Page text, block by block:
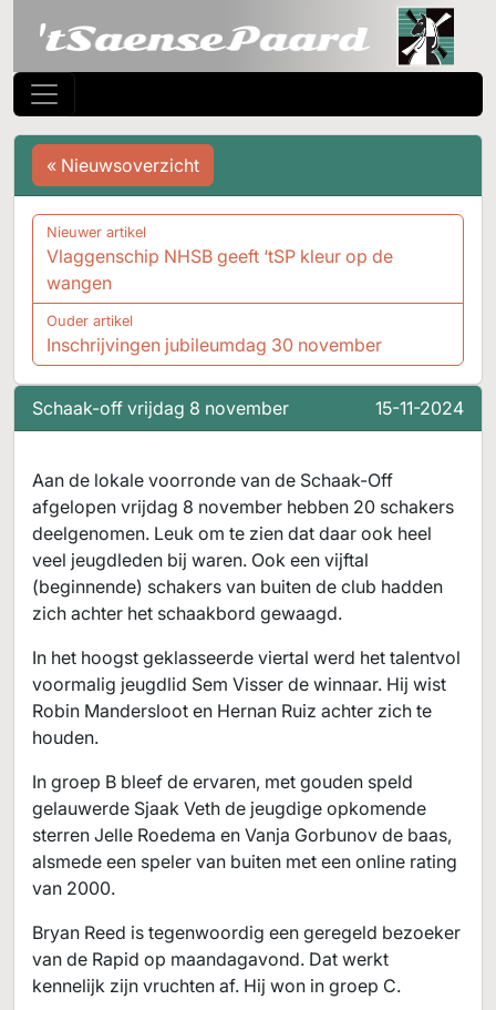
Schaak-off vrijdag 8 november 15-11-2024
Aan de lokale voorronde van de Schaak-Off
afgelopen vrijdag 8 november hebben 20 schakers
deelgenomen. Leuk om te zien dat daar ook heel
veel jeugdleden bij waren. Ook een vijftal
(beginnende) schakers van buiten de club hadden
zich achter het schaakbord gewaagd.
In het hoogst geklasseerde viertal werd het talentvol
voormalig jeugdlid Sem Visser de winnaar. Hij wist
Robin Mandersloot en Hernan Ruiz achter zich te
houden.
In groep B bleef de ervaren, met gouden speld
gelauwerde Sjaak Veth de jeugdige opkomende
sterren Jelle Roedema en Vanja Gorbunov de baas,
alsmede een speler van buiten met een online rating
van 2000.
Bryan Reed is tegenwoordig een geregeld bezoeker
van de Rapid op maandagavond. Dat werkt
kennelijk zijn vruchten af. Hij won in groep C.
« Nieuwsoverzicht
Nieuwer artikel
Vlaggenschip NHSB geeft ‘tSP kleur op de
wangen
Ouder artikel
Inschrijvingen jubileumdag 30 november